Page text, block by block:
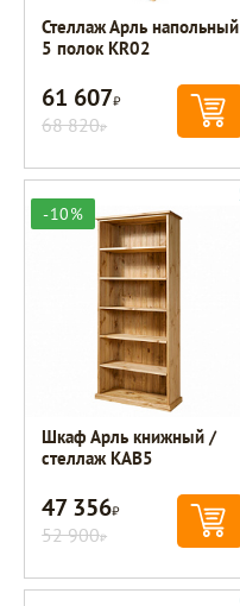
Стеллаж Арль напольный
5 полок KR02
61 607Р
68 820Р
-10%
Шкаф Арль книжный /
стеллаж KAB5
47 356Р
52 900Р